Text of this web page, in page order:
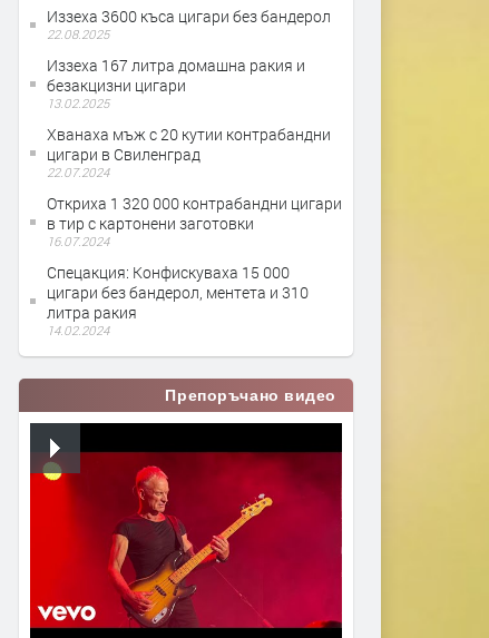
Иззеха 3600 къса цигари без бандерол
22.08.2025
Иззеха 167 литра домашна ракия и
безакцизни цигари
13.02.2025
Хванаха мъж с 20 кутии контрабандни
цигари в Свиленград
22.07.2024
Откриха 1 320 000 контрабандни цигари
в тир с картонени заготовки
16.07.2024
Спецакция: Конфискуваха 15 000
цигари без бандерол, ментета и 310
литра ракия
14.02.2024
Препоръчано видео